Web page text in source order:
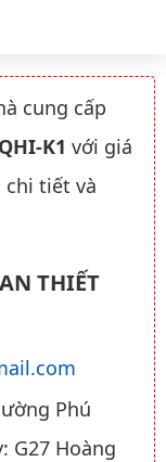
cung cấp
K1 với giá
chi tiết và
THIẾT
Phú
G27 Hoàng